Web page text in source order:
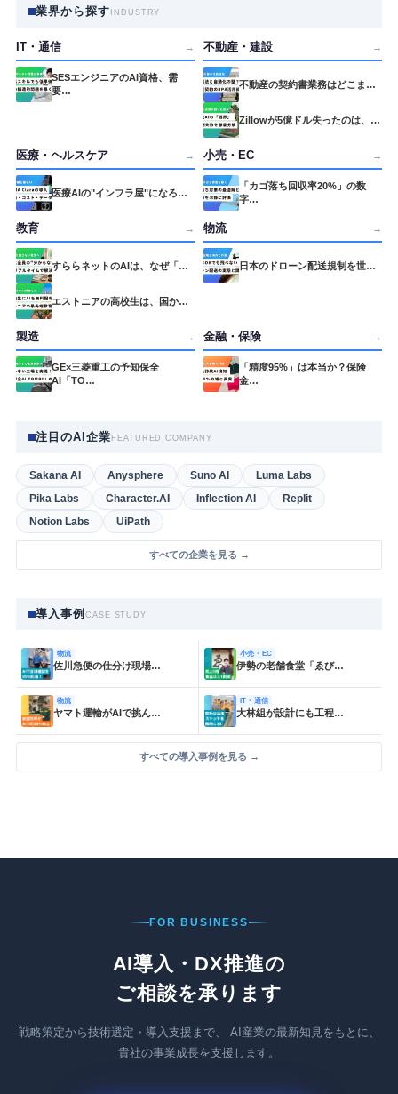
業界から探す INDUSTRY
IT・通信 →
SESエンジニアのAI資格、需
要…
不動産・建設 →
不動産の契約書業務はどこま…
Zillowが5億ドル失ったのは、…
医療・ヘルスケア →
医療AIの"インフラ屋"になろ…
小売・EC →
「カゴ落ち回収率20%」の数
字…
教育 →
すららネットのAIは、なぜ「…
エストニアの高校生は、国か…
物流 →
日本のドローン配送規制を世…
製造 →
GE×三菱重工の予知保全
AI「TO…
金融・保険 →
「精度95%」は本当か？保険
金…
注目のAI企業 FEATURED COMPANY
Sakana AI Anysphere Suno AI
Luma Labs
Pika Labs
Character.AI Inflection AI
Replit
Notion Labs
UiPath
すべての企業を見る →
導入事例CASE STUDY
物流
佐川急便の仕分け現場…
小売・EC
伊勢の老舗食堂「ゑび…
物流
ヤマト運輸がAIで挑ん…
IT・通信
大林組が設計にも工程…
すべての導入事例を見る →
FOR BUSINESS
AI導入・DX推進の
ご相談を承ります
戦略策定から技術選定・導入支援まで、
AI産業の最新知見をもとに、
貴社の事業成長を支援します。